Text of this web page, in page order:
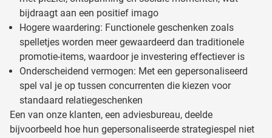
bijdraagt aan een positief imago
Hogere waardering: Functionele geschenken zoals
spelletjes worden meer gewaardeerd dan traditionele
promotie-items, waardoor je investering effectiever is
Onderscheidend vermogen: Met een gepersonaliseerd
spel val je op tussen concurrenten die kiezen voor
standaard relatiegeschenken
Een van onze klanten, een adviesbureau, deelde
bijvoorbeeld hoe hun gepersonaliseerde strategiespel niet